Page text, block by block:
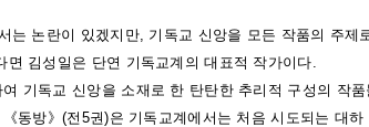
는 논란이 있겠지만, 기독교 신앙을 모든 작품의 주
면 김성일은 단연 기독교계의 대표적 작가이다.
여 기독교 신앙을 소재로 한 탄탄한 추리적 구성의 작
동방》(전5권)은 기독교계에서는 처음 시도되는 대하